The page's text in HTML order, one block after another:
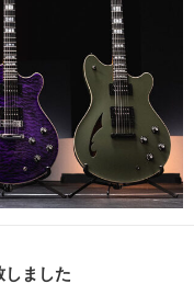
しました